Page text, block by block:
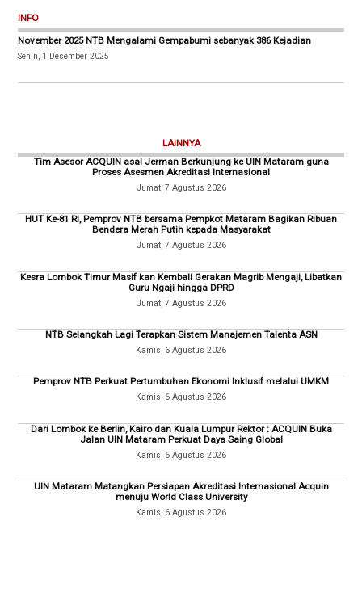
INFO
November 2025 NTB Mengalami Gempabumi sebanyak 386 Kejadian
Senin, 1 Desember 2025
LAINNYA
Tim Asesor ACQUIN asal Jerman Berkunjung ke UIN Mataram guna
Proses Asesmen Akreditasi Internasional
Jumat, 7 Agustus 2026
HUT Ke-81 RI, Pemprov NTB bersama Pempkot Mataram Bagikan Ribuan
Bendera Merah Putih kepada Masyarakat
Jumat, 7 Agustus 2026
Kesra Lombok Timur Masif kan Kembali Gerakan Magrib Mengaji, Libatkan
Guru Ngaji hingga DPRD
Jumat, 7 Agustus 2026
NTB Selangkah Lagi Terapkan Sistem Manajemen Talenta ASN
Kamis, 6 Agustus 2026
Pemprov NTB Perkuat Pertumbuhan Ekonomi Inklusif melalui UMKM
Kamis, 6 Agustus 2026
Dari Lombok ke Berlin, Kairo dan Kuala Lumpur Rektor : ACQUIN Buka
Jalan UIN Mataram Perkuat Daya Saing Global
Kamis, 6 Agustus 2026
UIN Mataram Matangkan Persiapan Akreditasi Internasional Acquin
menuju World Class University
Kamis, 6 Agustus 2026